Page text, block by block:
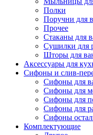
Полки
Поручни для
Прочее
Стаканы для
Сушилки для
Шторы для
Аксессуары для
Сифоны и слив-
Сифоны для
Сифоны для
Сифоны для
Сифоны для
Сифоны
Комплектующие